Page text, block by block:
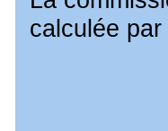
calculée